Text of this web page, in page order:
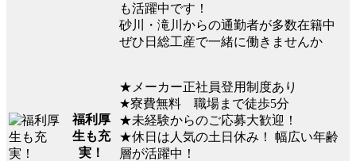
も活躍中です！
砂川・滝川からの通勤者が多数在籍中
ぜひ日総工産で一緒に働きませんか
福利厚
生も充
実！
★メーカー正社員登用制度あり
★寮費無料 職場まで徒歩5分
★未経験からのご応募大歓迎！
★休日は人気の土日休み！ 幅広い年齢
層が活躍中！